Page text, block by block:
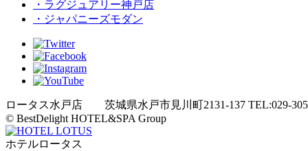
・ラグジュアリー神戸店
・ジャパニーズモダン
ロータス水戸店 茨城県水戸市見川町2131-137 TEL:029-
© BestDelight HOTEL&SPA Group
ホテルロータス